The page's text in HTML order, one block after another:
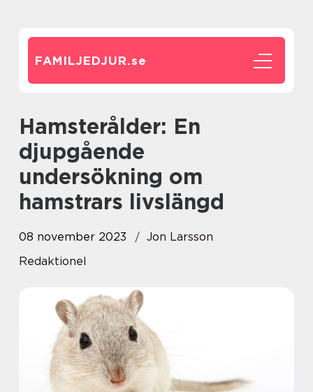
FAMILJEDJUR.se
Hamsterålder: En
djupgående
undersökning om
hamstrars livslängd
08 november 2023
Jon Larsson
Redaktionel